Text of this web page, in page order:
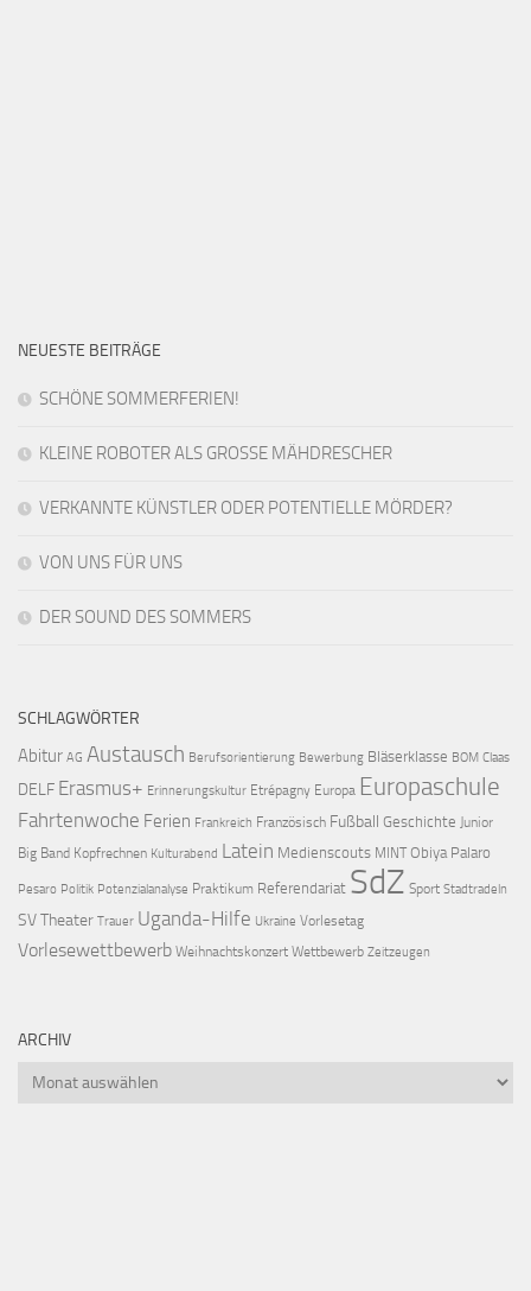
NEUESTE BEITRÄGE
SCHÖNE SOMMERFERIEN!
KLEINE ROBOTER ALS GROSSE MÄHDRESCHER
VERKANNTE KÜNSTLER ODER POTENTIELLE MÖRDER?
VON UNS FÜR UNS
DER SOUND DES SOMMERS
SCHLAGWÖRTER
Abitur AG Austausch Berufsorientierung Bewerbung Bläserklasse BOM Claas
DELF Erasmus+ Erinnerungskultur Etrépagny Europa Europaschule
Fahrtenwoche Ferien Frankreich Französisch Fußball Geschichte Junior
Big Band Kopfrechnen Kulturabend Latein Medienscouts MINT Obiya Palaro
Pesaro Politik Potenzialanalyse Praktikum Referendariat SdZ Sport Stadtradeln
SVTheater Trauer Uganda-Hilfe Ukraine Vorlesetag
Vorlesewettbewerb Weihnachtskonzert Wettbewerb Zeitzeugen
ARCHIV